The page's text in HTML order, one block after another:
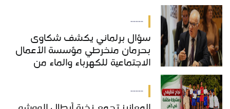
-----
سؤال برلماني يكشف شكاوى
بحرمان منخرطي مؤسسة الأعمال
الاجتماعية للكهرباء والماء من
-----